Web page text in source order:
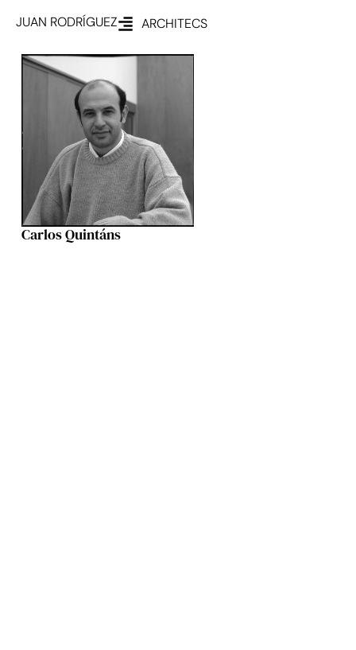
JUAN RODRÍGUEZ ARCHITECS
Carlos Quintáns